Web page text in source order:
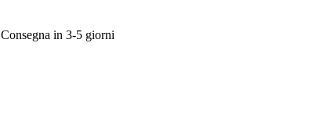
Consegna in 3-5 giorni